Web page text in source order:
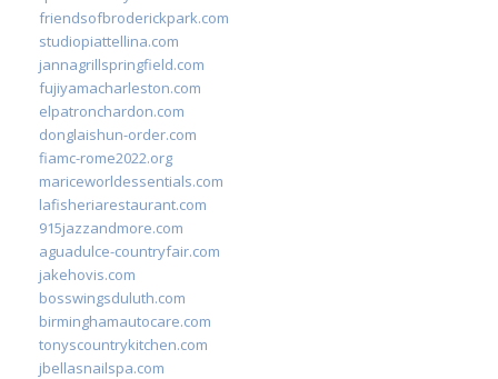
friendsofbroderickpark.com
studiopiattellina.com
jannagrillspringfield.com
fujiyamacharleston.com
elpatronchardon.com
donglaishun-order.com
fiamc-rome2022.org
mariceworldessentials.com
lafisheriarestaurant.com
915jazzandmore.com
aguadulce-countryfair.com
jakehovis.com
bosswingsduluth.com
birminghamautocare.com
tonyscountrykitchen.com
jbellasnailspa.com